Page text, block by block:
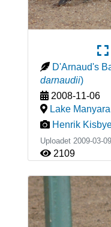
D'Arnaud's
darnaudii)
2008-11-06
Lake Manyara
Henrik
Uploadet 2009-03-
2109